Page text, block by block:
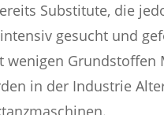
Substitute, die
gesucht und
wenigen
in der Industrie